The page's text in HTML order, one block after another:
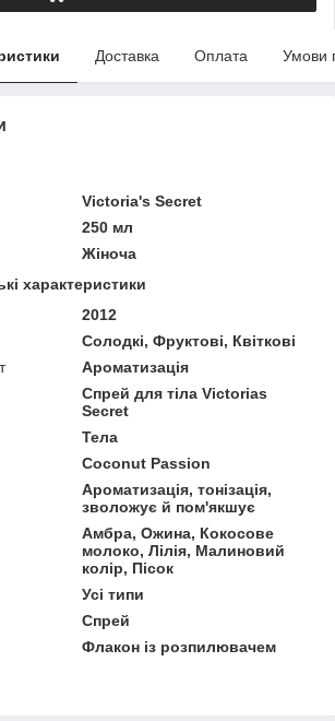
Доставка Оплата Умови
Victoria's Secret
250 мл
Жіноча
характеристики
2012
Солодкі, Фруктові, Квіткові
Ароматизація
Спрей для тіла Victorias
Secret
Тела
Coconut Passion
Ароматизація, тонізація,
зволожує й пом'якшує
Амбра, Ожина, Кокосове
молоко, Лілія, Малиновий
колір, Пісок
Усі типи
Спрей
Флакон із розпилювачем